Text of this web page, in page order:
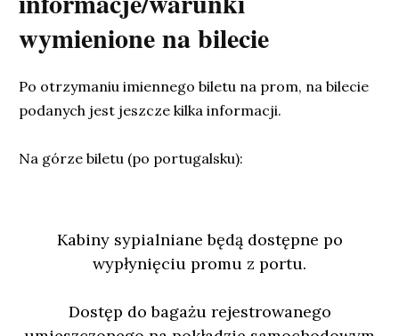
wymienione na bilecie
Po otrzymaniu imiennego biletu na prom, na bilecie
podanych jest jeszcze kilka informacji.
Na górze biletu (po portugalsku):
Kabiny sypialniane będą dostępne po
wypłynięciu promu z portu.
Dostęp do bagażu rejestrowanego